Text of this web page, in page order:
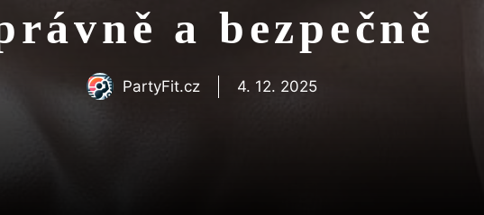
a bezpečně
PartyFit.cz 4. 12. 2025